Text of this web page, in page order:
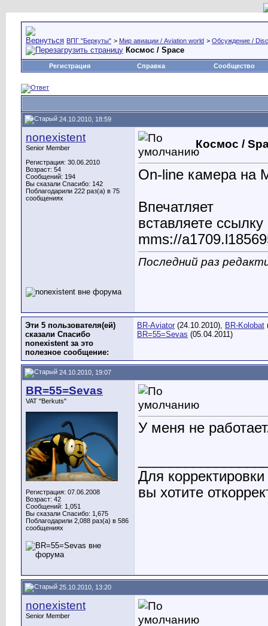
ВПГ "Беркуты" > Мир авиации / Aviation world > Обсуждение /
Космос / Space
Регистрация Справка Сообщество
24.10.2010, 18:59
nonexistent
Senior Member
Регистрация: 30.06.2010
Возраст: 54
Сообщений: 194
Вы сказали Спасибо: 142
Поблагодарили 222 раз(а) в 75
сообщениях
Космос /
On-line камера на
Впечатляет
вставляете
mms://
Последний раз
Эти 5 пользователя(ей)
сказали Спасибо
nonexistent за это
полезное сообщение:
BR-Aviator (24.10.2010), BR-Kolobat
BR=55=Sevas (05.04.2011)
24.10.2010, 19:07
BR=55=Sevas
VAT "Berkuts"
Регистрация: 07.06.2008
Возраст: 42
Сообщений: 1,051
Вы сказали Спасибо: 1,675
Поблагодарили 2,088 раз(а) в 586
сообщениях
У меня не
Для
вы хотите
25.10.2010, 13:20
nonexistent
Senior Member